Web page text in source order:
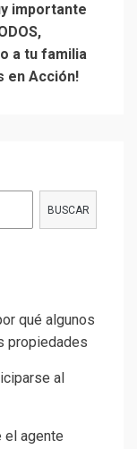
importante
a tu familia
en Acción!
BUSCAR
qué algunos
propiedades
al
el agente